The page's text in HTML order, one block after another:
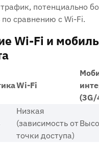
потенциально
по сравнению с Wi-Fi.
Wi-Fi и
Wi-Fi
(3G/
Низкая
(зависимость от
точки доступа)